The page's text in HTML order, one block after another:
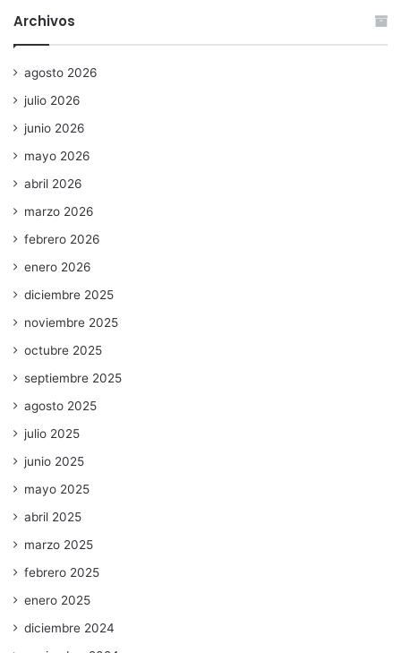
Archivos
agosto 2026
julio 2026
junio 2026
mayo 2026
abril 2026
marzo 2026
febrero 2026
enero 2026
diciembre 2025
noviembre 2025
octubre 2025
septiembre 2025
agosto 2025
julio 2025
junio 2025
mayo 2025
abril 2025
marzo 2025
febrero 2025
enero 2025
diciembre 2024